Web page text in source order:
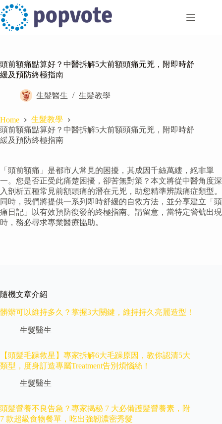
Skip
to
content
頭前額痛點算好？中醫拆解5大前額頭痛元兇，附即時舒
緩及預防終極指南
生髮醫生 生髮教學
Home
生髮教學
頭前額痛點算好？中醫拆解5大前額頭痛元兇，附即時舒
緩及預防終極指南
「頭前額痛」是都市人常見的困擾，其成因千絲萬縷，絕非單
一。您是否正受此痛楚困擾，卻苦無對策？本文將從中醫角度深
入剖析五種常見前額頭痛的潛在元兇，助您精準辨識痛症類型。
同時，我們將提供一系列即時舒緩的自救方法，並分享建立「頭
痛日記」以有效預防復發的終極指南。請留意，當特定警號出現
時，務必尋求專業醫療協助。
隨機文章介紹
髒辮可以維持多久？掌握3大關鍵，維持持久亮麗造型！
生髮醫生
【頭髮毛躁救星】專家拆解6大毛躁原因，教你認清5大
類型，度身訂造專屬Treatment告別煩惱絲！
生髮醫生
頭髮營養不良告急？專家揭秘 7 大必備護髮營養素，附
7 款超級食物餐單，吃出強韌濃密秀髮